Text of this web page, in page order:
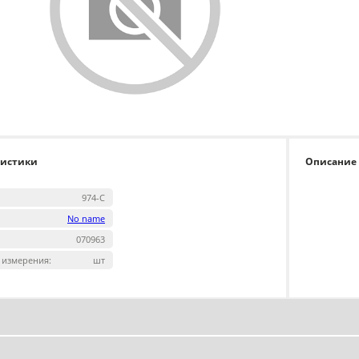
974-С
No name
070963
шт
Описание
любимого бренда